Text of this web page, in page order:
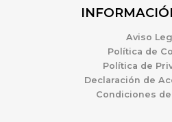
Aviso
Política de
Política de
Declaración de
Condiciones